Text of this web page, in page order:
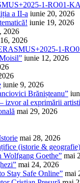
1-RO01-
a II-a iunie 20, 2026
iunie 19, 2026
2026
2026
1-
iunie 12, 2026
iunie 9, 2026
Brănișteanu”
izvor al exprimării
mai 29, 2026
mai 28, 2026
(istorie &
Wolfgang Goethe” mai
mai 24, 2026
Stay Safe Online” mai